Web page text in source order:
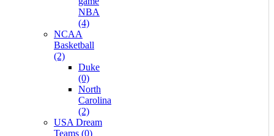
NBA
(4)
NCAA
Basketball
(2)
Duke
(0)
North
Carolina
(2)
USA Dream
Teams (0)